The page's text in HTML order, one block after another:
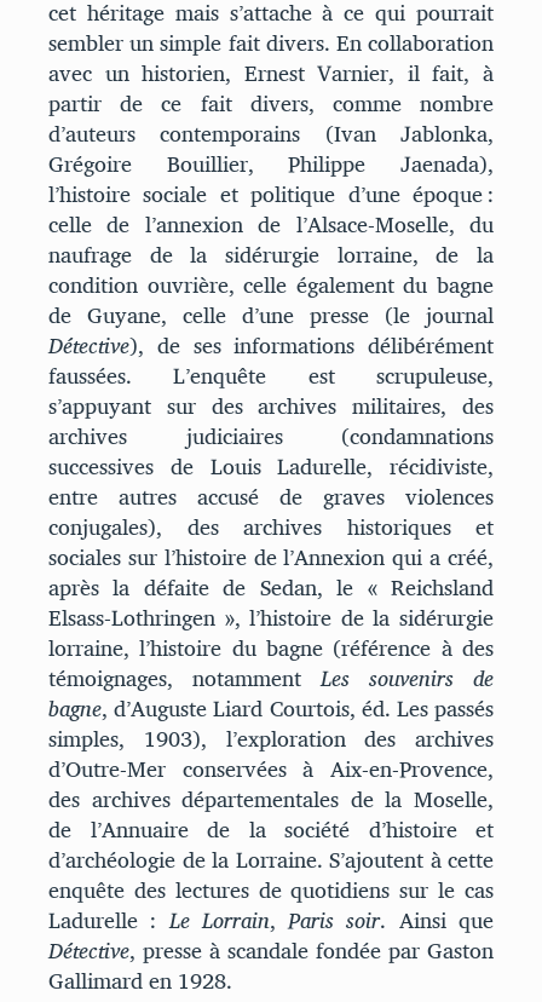
cet héritage mais s’attache à ce qui pourrait
sembler un simple fait divers. En collaboration
avec un historien, Ernest Varnier, il fait, à
partir de ce fait divers, comme nombre
d’auteurs contemporains (Ivan Jablonka,
Grégoire Bouillier, Philippe Jaenada),
l’histoire sociale et politique d’une époque :
celle de l’annexion de l’Alsace-Moselle, du
naufrage de la sidérurgie lorraine, de la
condition ouvrière, celle également du bagne
de Guyane, celle d’une presse (le journal
Détective), de ses informations délibérément
faussées. L’enquête est scrupuleuse,
s’appuyant sur des archives militaires, des
archives judiciaires (condamnations
successives de Louis Ladurelle, récidiviste,
entre autres accusé de graves violences
conjugales), des archives historiques et
sociales sur l’histoire de l’Annexion qui a créé,
après la défaite de Sedan, le « Reichsland
Elsass-Lothringen », l’histoire de la sidérurgie
lorraine, l’histoire du bagne (référence à des
témoignages, notammentLes souvenirs de
bagne, d’Auguste Liard Courtois, éd. Les passés
simples, 1903), l’exploration des archives
d’Outre-Mer conservées à Aix-en-Provence,
des archives départementales de la Moselle,
de l’Annuaire de la société d’histoire et
d’archéologie de la Lorraine. S’ajoutent à cette
enquête des lectures de quotidiens sur le cas
Ladurelle :Le Lorrain,Paris soir. Ainsi que
Détective, presse à scandale fondée par Gaston
Gallimard en 1928.